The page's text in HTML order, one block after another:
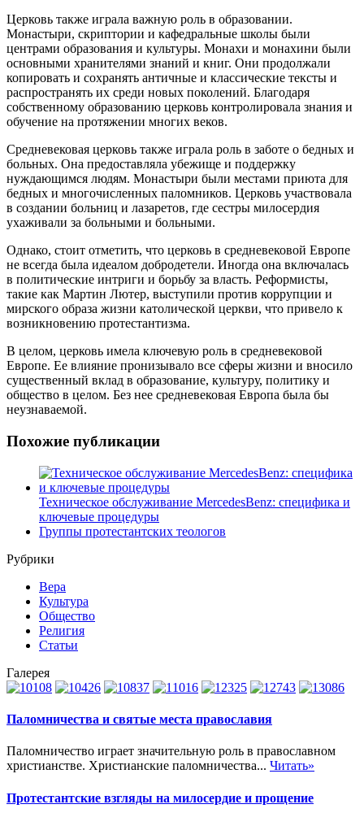
Церковь также играла важную роль в образовании.
Монастыри, скриптории и кафедральные школы были
центрами образования и культуры. Монахи и монахини были
основными хранителями знаний и книг. Они продолжали
копировать и сохранять античные и классические тексты и
распространять их среди новых поколений. Благодаря
собственному образованию церковь контролировала знания и
обучение на протяжении многих веков.
Средневековая церковь также играла роль в заботе о бедных и
больных. Она предоставляла убежище и поддержку
нуждающимся людям. Монастыри были местами приюта для
бедных и многочисленных паломников. Церковь участвовала
в создании больниц и лазаретов, где сестры милосердия
ухаживали за больными и больными.
Однако, стоит отметить, что церковь в средневековой Европе
не всегда была идеалом добродетели. Иногда она включалась
в политические интриги и борьбу за власть. Реформисты,
такие как Мартин Лютер, выступили против коррупции и
мирского образа жизни католической церкви, что привело к
возникновению протестантизма.
В целом, церковь имела ключевую роль в средневековой
Европе. Ее влияние пронизывало все сферы жизни и вносило
существенный вклад в образование, культуру, политику и
общество в целом. Без нее средневековая Европа была бы
неузнаваемой.
Похожие публикации
Техническое обслуживание MercedesBenz: специфика и
ключевые процедуры
Группы протестантских теологов
Рубрики
Вера
Культура
Общество
Религия
Статьи
Галерея
Паломничества и святые места православия
Паломничество играет значительную роль в православном
христианстве. Христианские паломничества... Читать»
Протестантские взгляды на милосердие и прощение